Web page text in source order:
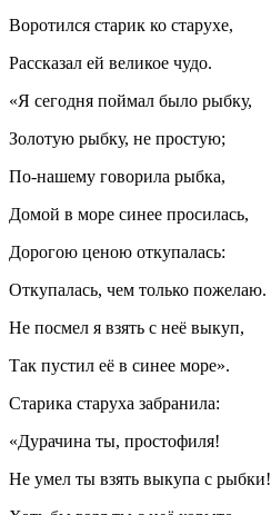
Воротился старик ко старухе,
Рассказал ей великое чудо.
«Я сегодня поймал было рыбку,
Золотую рыбку, не простую;
По-нашему говорила рыбка,
Домой в море синее просилась,
Дорогою ценою откупалась:
Откупалась, чем только пожелаю.
Не посмел я взять с неё выкуп,
Так пустил её в синее море».
Старика старуха забранила:
«Дурачина ты, простофиля!
Не умел ты взять выкупа с рыбки!